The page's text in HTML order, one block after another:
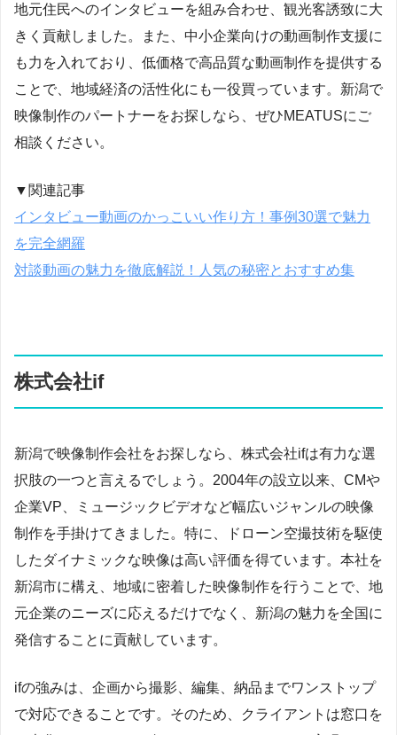
地元住民へのインタビューを組み合わせ、観光客誘致に大
きく貢献しました。また、中小企業向けの動画制作支援に
も力を入れており、低価格で高品質な動画制作を提供する
ことで、地域経済の活性化にも一役買っています。新潟で
映像制作のパートナーをお探しなら、ぜひMEATUSにご
相談ください。
▼関連記事
インタビュー動画のかっこいい作り方！事例30選で魅力
を完全網羅
対談動画の魅力を徹底解説！人気の秘密とおすすめ集
株式会社if
新潟で映像制作会社をお探しなら、株式会社ifは有力な選
択肢の一つと言えるでしょう。2004年の設立以来、CMや
企業VP、ミュージックビデオなど幅広いジャンルの映像
制作を手掛けてきました。特に、ドローン空撮技術を駆使
したダイナミックな映像は高い評価を得ています。本社を
新潟市に構え、地域に密着した映像制作を行うことで、地
元企業のニーズに応えるだけでなく、新潟の魅力を全国に
発信することに貢献しています。
ifの強みは、企画から撮影、編集、納品までワンストップ
で対応できることです。そのため、クライアントは窓口を